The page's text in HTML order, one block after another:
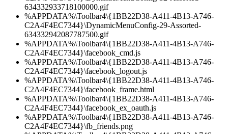
634332933718100000.gif
%APPDATA%\Toolbar4\{1BB22D38-A411-4B13-A746-
C2A4F4EC7344}\DynamicMenuConfig-29-Assorted-
634332942087787500.gif
%APPDATA%\Toolbar4\{1BB22D38-A411-4B13-A746-
C2A4F4EC7344}\facebook_cmd.js
%APPDATA%\Toolbar4\{1BB22D38-A411-4B13-A746-
C2A4F4EC7344}\facebook_logout.js
%APPDATA%\Toolbar4\{1BB22D38-A411-4B13-A746-
C2A4F4EC7344}\facebook_frame.html
%APPDATA%\Toolbar4\{1BB22D38-A411-4B13-A746-
C2A4F4EC7344}\facebook_ex_oauth.js
%APPDATA%\Toolbar4\{1BB22D38-A411-4B13-A746-
C2A4F4EC7344}\fb_friends.png